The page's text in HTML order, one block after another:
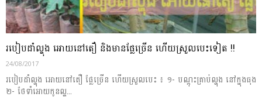
របៀបដាំល្ហុង អោយនៅតឿ និងមានផ្លែច្រើន ហើយស្រួលបេះទៀត !!
24/08/2017
របៀបដាំល្ហុង អោយនៅតឿ ផ្លែច្រើន ហើយស្រួលបេះ ៖ ១- បណ្តុះគ្រាប់ល្ហុង នៅក្នុងធុង
២- ថែទាំអោយកូនល្ហ...